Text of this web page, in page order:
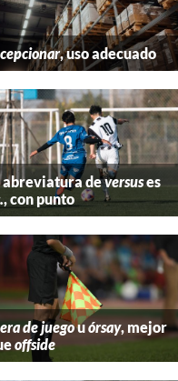
, uso adecuado
abreviatura deversuses
, con punto
de juegouórsay, mejor
offside